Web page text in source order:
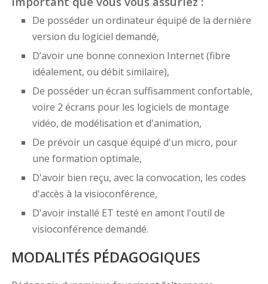
De posséder un ordinateur équipé de la dernière
version du logiciel demandé,
D’avoir une bonne connexion Internet (fibre
idéalement, ou débit similaire),
De posséder un écran suffisamment confortable,
voire 2 écrans pour les logiciels de montage
vidéo, de modélisation et d'animation,
De prévoir un casque équipé d'un micro, pour
une formation optimale,
D'avoir bien reçu, avec la convocation, les codes
d'accès à la visioconférence,
D'avoir installé ET testé en amont l'outil de
visioconférence demandé.
MODALITÉS PÉDAGOGIQUES